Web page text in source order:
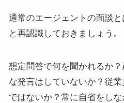
通常のエージェントの面談
と再認識しておきましょう。
想定問答で何を聞かれるか
な発言はしていないか？従
ではないか？常に自省をし